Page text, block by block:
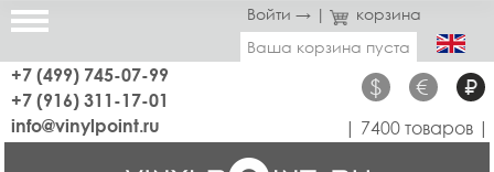
Войти → |
корзина
Ваша корзина пуста
+7 (499) 745-07-99
+7 (916) 311-17-01
$ € ₽
info@vinylpoint.ru | 7400 товаров |